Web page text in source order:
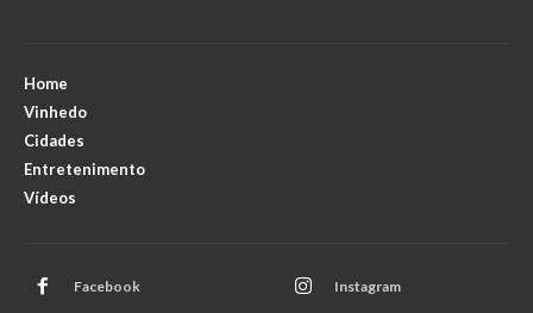
Home
Vinhedo
Cidades
Entretenimento
Vídeos
Facebook Instagram